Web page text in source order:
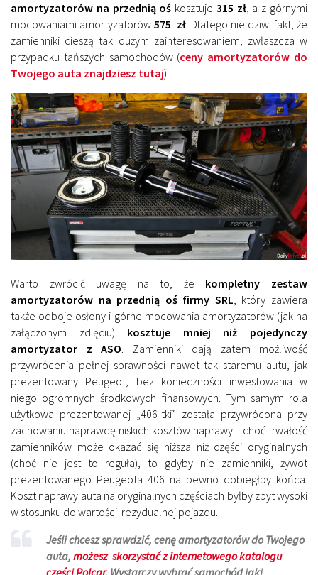
amortyzatorów na przednią oś kosztuje 315 zł, a z górnymi
mocowaniami amortyzatorów 575 zł. Dlatego nie dziwi fakt, że
zamienniki cieszą tak dużym zainteresowaniem, zwłaszcza w
przypadku tańszych samochodów (ceny amortyzatorów do
Twojego auta znajdziesz tutaj).
Warto zwrócić uwagę na to, że kompletny zestaw
amortyzatorów na przednią oś firmy SRL, który zawiera
także odboje osłony i górne mocowania amortyzatorów (jak na
załączonym zdjęciu) kosztuje mniej niż pojedynczy
amortyzator z ASO. Zamienniki dają zatem możliwość
przywrócenia pełnej sprawności nawet tak staremu autu, jak
prezentowany Peugeot, bez konieczności inwestowania w
niego ogromnych środkowych finansowych. Tym samym rola
użytkowa prezentowanej „406-tki” została przywrócona przy
zachowaniu naprawdę niskich kosztów naprawy. I choć trwałość
zamienników może okazać się niższa niż części oryginalnych
(choć nie jest to reguła), to gdyby nie zamienniki, żywot
prezentowanego Peugeota 406 na pewno dobiegłby końca.
Koszt naprawy auta na oryginalnych częściach byłby zbyt wysoki
w stosunku do wartości rezydualnej pojazdu.
Jeśli chcesz sprawdzić, cenę amortyzatorów do Twojego
auta, możesz skorzystać z internetowego katalogu